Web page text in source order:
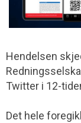
Hendelsen
Twitter i 12-
Det hele